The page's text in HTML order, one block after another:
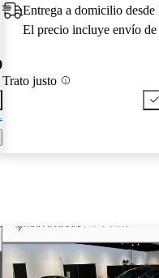
Entrega a domicilio desde
El precio incluye envío de
Trato justo
este Aviso